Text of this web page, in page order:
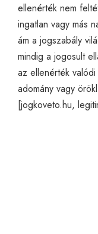
ellenérték nem
ingatlan vagy más
ám a jogszabály
mindig a jogosult
az ellenérték
adomány vagy
[jogkoveto.hu,